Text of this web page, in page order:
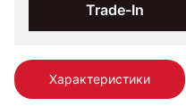
Характеристики
Trade-In